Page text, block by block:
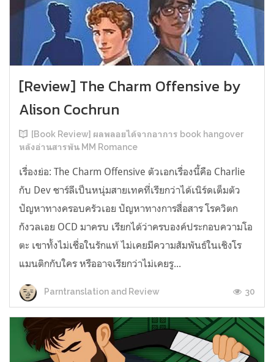
[Review] The Charm Offensive by
Alison Cochrun
[Book Review] ผลพลอยได้จากอาการ book hangover
หลังอ่านสารพัน MM Romance
เรื่องย่อ: The Charm Offensive ตัวเอกเรื่องนี้คือ Charlie
กับ Dev ชาร์ลีเป็นหนุ่มสายเทคที่เรียกว่าได้เนิร์ดเต็มตัว
ปัญหาทางครอบครัวเอย ปัญหาทางการสื่อสาร โรควิตก
กังวลเอย OCD มาครบ เรียกได้ว่าครบองค์ประกอบความโอ
ตะ เขาทั้งไม่เชื่อในรักแท้ ไม่เคยมีความสัมพันธ์ในเชิงโร
แมนติกกับใคร หรืออาจเรียกว่าไม่เคยรู...
Parntranslation and Review 30